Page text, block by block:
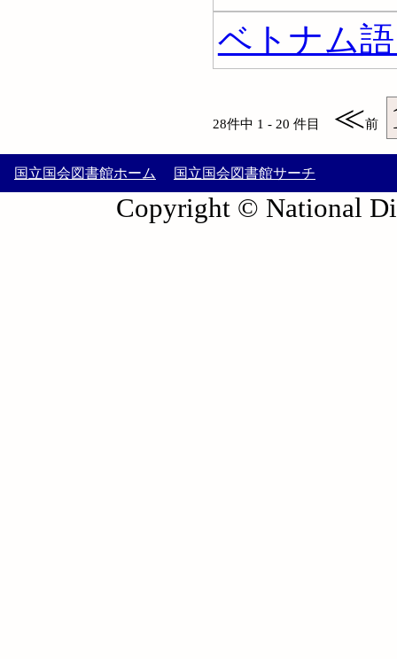
ベトナム
28件中 1 - 20 件目 ≪前
国立国会図書館ホーム 国立国会図書館サーチ
Copyright © National